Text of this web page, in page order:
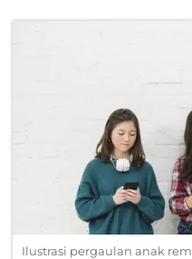
Ilustrasi pergaulan anak